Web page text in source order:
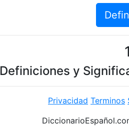
Definiciones y
Privacidad Terminos